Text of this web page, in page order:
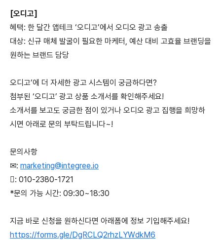
[오디고]
혜택: 한 달간 앱테크 ‘오디고’에서 오디오 광고 송출
대상: 신규 매체 발굴이 필요한 마케터 예산 대비 고효율 브랜딩을
원하는 브랜드 담당
오디고’에 더 자세한 광고 시스템이 궁금하다면?
첨부된 ‘오디고’ 광고 상품 소개서를 확인해주세요!
소개서를 보고도 궁금한 점이 있거나 오디오 광고 집행을 희망하
시면 아래로 문의 부탁드립니다~!
문의사항
✉: marketing@integree.io
: 010-2380-1721
*문의 가능 시간: 09:30~18:30
지금 바로 신청을 원하신다면 아래폼에 정보 기입해주세요!
https://forms.gle/DgRCLQ2rhzLYWdkM6